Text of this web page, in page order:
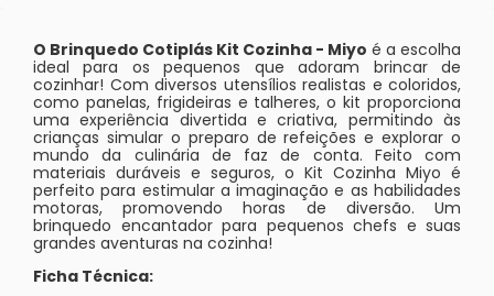
O Brinquedo Cotiplás Kit Cozinha - Miyo é a escolha
ideal para os pequenos que adoram brincar de
cozinhar! Com diversos utensílios realistas e coloridos,
como panelas, frigideiras e talheres, o kit proporciona
uma experiência divertida e criativa, permitindo às
crianças simular o preparo de refeições e explorar o
mundo da culinária de faz de conta. Feito com
materiais duráveis e seguros, o Kit Cozinha Miyo é
perfeito para estimular a imaginação e as habilidades
motoras, promovendo horas de diversão. Um
brinquedo encantador para pequenos chefs e suas
grandes aventuras na cozinha!
Ficha Técnica: